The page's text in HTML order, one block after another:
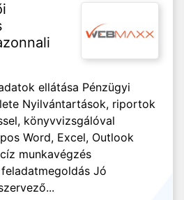
ellátása Pénzügyi
Nyilvántartások, riportok
könyvvizsgálóval
Word, Excel, Outlook
munkavégzés
Jó